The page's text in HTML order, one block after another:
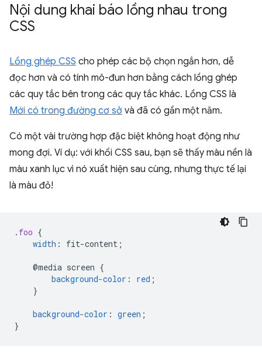
Nội dung khai báo lồng nhau trong
CSS
Lồng ghép CSS cho phép các bộ chọn ngắn hơn, dễ
đọc hơn và có tính mô-đun hơn bằng cách lồng ghép
các quy tắc bên trong các quy tắc khác. Lồng CSS là
Mới có trong đường cơ sở và đã có gần một năm.
Có một vài trường hợp đặc biệt không hoạt động như
mong đợi. Ví dụ: với khối CSS sau, bạn sẽ thấy màu nền là
màu xanh lục vì nó xuất hiện sau cùng, nhưng thực tế lại
là màu đỏ!
. foo {
width : fit-content ;
@media screen {
background-color : red ;
}
background-color : green ;
}